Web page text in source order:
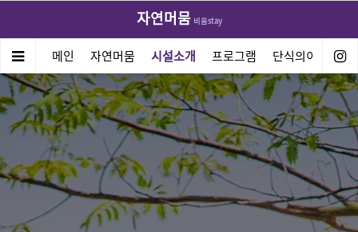
자연머뭄비움stay
메인 자연머뭄 시설소개 프로그램 단식의이해방법